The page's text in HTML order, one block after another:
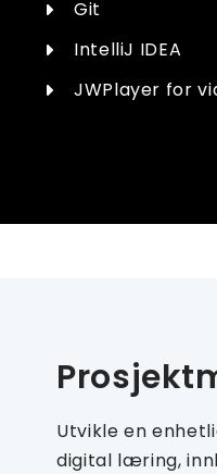
Git
IntelliJ IDEA
JWPlayer for
Utvikle en
digital læring,